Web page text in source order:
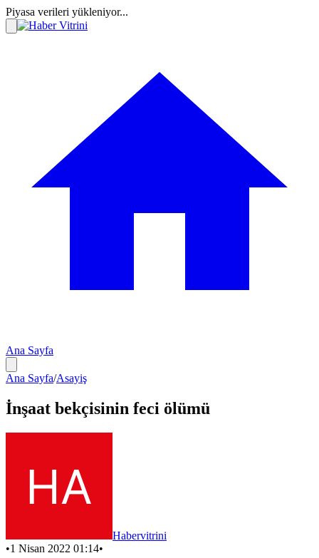
Piyasa verileri yükleniyor...
Ana Sayfa
Ana Sayfa/Asayiş
İnşaat bekçisinin feci ölümü
Habervitrini
•1 Nisan 2022 01:14•